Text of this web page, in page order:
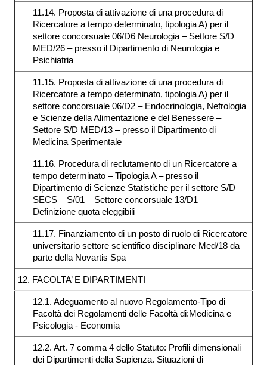
11.14. Proposta di attivazione di una procedura di
Ricercatore a tempo determinato, tipologia A) per il
settore concorsuale 06/D6 Neurologia – Settore S/D
MED/26 – presso il Dipartimento di Neurologia e
Psichiatria
11.15. Proposta di attivazione di una procedura di
Ricercatore a tempo determinato, tipologia A) per il
settore concorsuale 06/D2 – Endocrinologia, Nefrologia
e Scienze della Alimentazione e del Benessere –
Settore S/D MED/13 – presso il Dipartimento di
Medicina Sperimentale
11.16. Procedura di reclutamento di un Ricercatore a
tempo determinato – Tipologia A – presso il
Dipartimento di Scienze Statistiche per il settore S/D
SECS – S/01 – Settore concorsuale 13/D1 –
Definizione quota eleggibili
11.17. Finanziamento di un posto di ruolo di Ricercatore
universitario settore scientifico disciplinare Med/18 da
parte della Novartis Spa
12. FACOLTA’ E DIPARTIMENTI
12.1. Adeguamento al nuovo Regolamento-Tipo di
Facoltà dei Regolamenti delle Facoltà di:Medicina e
Psicologia - Economia
12.2. Art. 7 comma 4 dello Statuto: Profili dimensionali
dei Dipartimenti della Sapienza. Situazioni di